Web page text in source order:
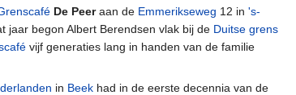
De Peeraan de Emmerikseweg 12 in 's-
jaar begon Albert Berendsen vlak bij de Duitse grens
vijf generaties lang in handen van de familie
in Beek had in de eerste decennia van de